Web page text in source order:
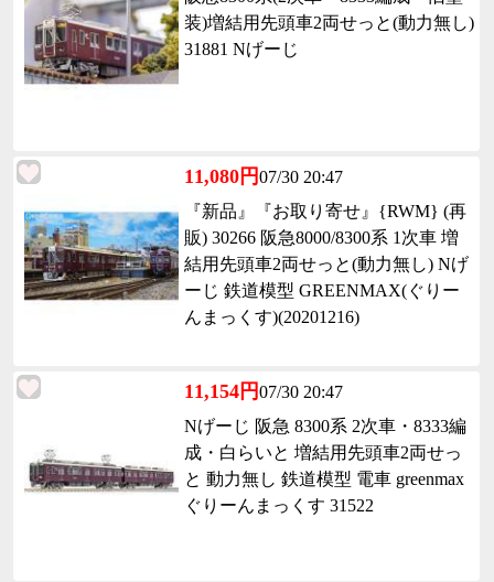
装)増結用先頭車2両せっと(動力無し)
31881 Nげーじ
11,080円07/30 20:47
『新品』『お取り寄せ』{RWM} (再
販) 30266 阪急8000/8300系 1次車 増
結用先頭車2両せっと(動力無し) Nげ
ーじ 鉄道模型 GREENMAX(ぐりー
んまっくす)(20201216)
11,154円07/30 20:47
Nげーじ 阪急 8300系 2次車・8333編
成・白らいと 増結用先頭車2両せっ
と 動力無し 鉄道模型 電車 greenmax
ぐりーんまっくす 31522